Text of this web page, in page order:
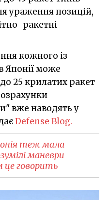
ураження позицій,
ракетні
кожного із
Японії може
25 крилатих ракет
вже наводять у
Defense Blog.
теж мала
маневри
говорить